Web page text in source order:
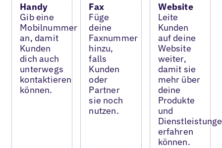
Handy
Gib eine
Mobilnummer
an, damit
Kunden
dich auch
unterwegs
kontaktieren
können.
Fax
Füge
deine
Faxnummer
hinzu,
falls
Kunden
oder
Partner
sie noch
nutzen.
Website
Leite
Kunden
auf deine
Website
weiter,
damit sie
mehr über
deine
Produkte
und
erfahren
können.